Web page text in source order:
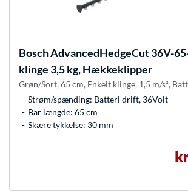
BoschAdvancedHedgeCut 36V-
klinge 3,5 kg, Hækkeklipper
Grøn/Sort, 65 cm, Enkelt klinge, 1,5 m/s²,
Strøm/spænding: Batteri drift, 36Volt
Bar længde: 65 cm
Skære tykkelse: 30 mm